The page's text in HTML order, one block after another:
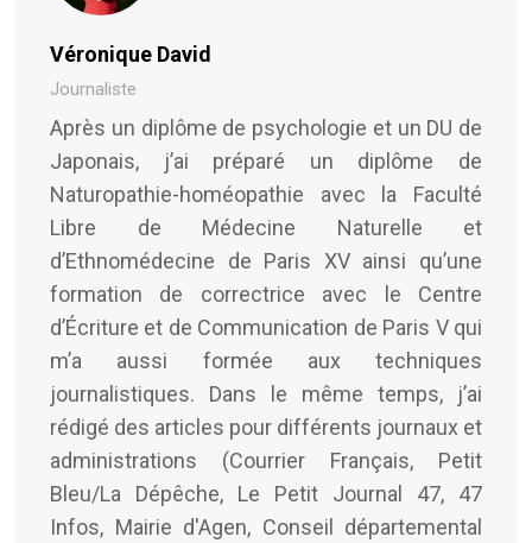
Véronique David
Journaliste
Après un diplôme de psychologie et un DU de
Japonais, j’ai préparé un diplôme de
Naturopathie-homéopathie avec la Faculté
Libre de Médecine Naturelle et
d’Ethnomédecine de Paris XV ainsi qu’une
formation de correctrice avec le Centre
d’Écriture et de Communication de Paris V qui
m’a aussi formée aux techniques
journalistiques. Dans le même temps, j’ai
rédigé des articles pour différents journaux et
administrations (Courrier Français, Petit
Bleu/La Dépêche, Le Petit Journal 47, 47
Infos, Mairie d'Agen, Conseil départemental